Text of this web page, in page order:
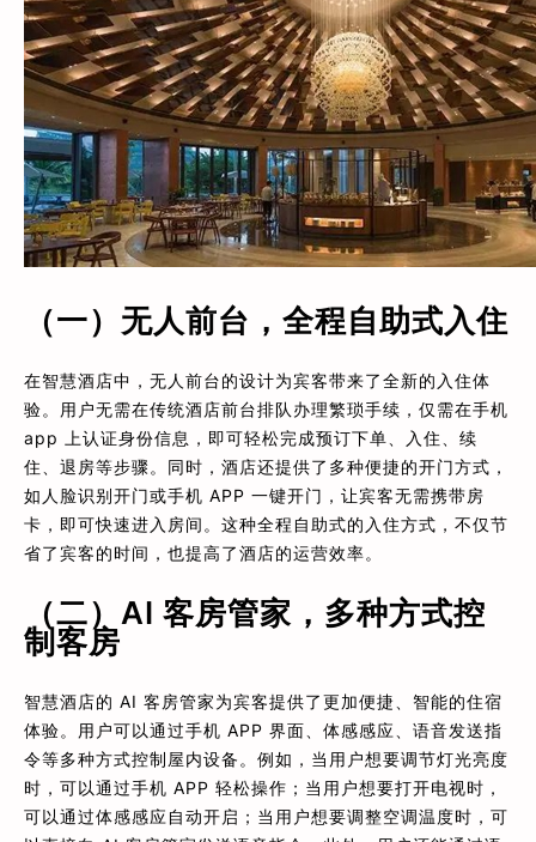
（一）无人前台，全程自助式入住
在智慧酒店中，无人前台的设计为宾客带来了全新的入住体
验。用户无需在传统酒店前台排队办理繁琐手续，仅需在手机
app 上认证身份信息，即可轻松完成预订下单、入住、续
住、退房等步骤。同时，酒店还提供了多种便捷的开门方式，
如人脸识别开门或手机 APP 一键开门，让宾客无需携带房
卡，即可快速进入房间。这种全程自助式的入住方式，不仅节
省了宾客的时间，也提高了酒店的运营效率。
（二）AI 客房管家，多种方式控
制客房
智慧酒店的 AI 客房管家为宾客提供了更加便捷、智能的住宿
体验。用户可以通过手机 APP 界面、体感感应、语音发送指
令等多种方式控制屋内设备。例如，当用户想要调节灯光亮度
时，可以通过手机 APP 轻松操作；当用户想要打开电视时，
可以通过体感感应自动开启；当用户想要调整空调温度时，可